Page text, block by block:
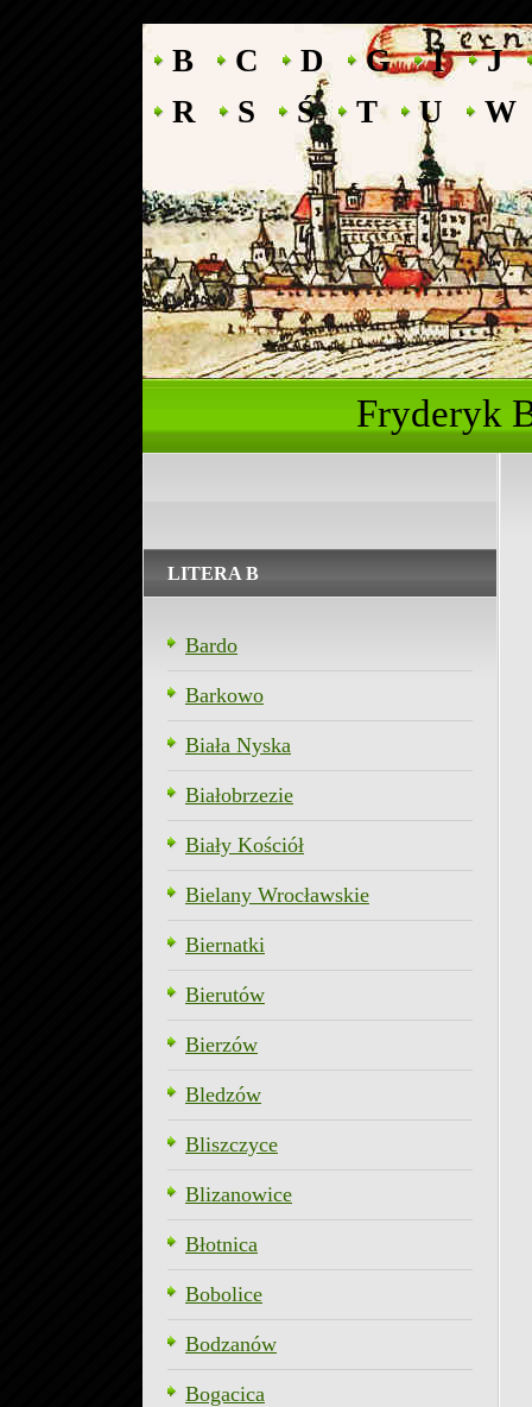
B C D G I
J
R
S Ś T U W
Fryderyk
LITERA B
Bardo
Barkowo
Biała Nyska
Białobrzezie
Biały Kościół
Bielany Wrocławskie
Biernatki
Bierutów
Bierzów
Bledzów
Bliszczyce
Blizanowice
Błotnica
Bobolice
Bodzanów
Bogacica